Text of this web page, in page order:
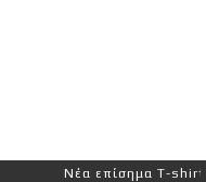
Νέα επίσημα T-shirts του